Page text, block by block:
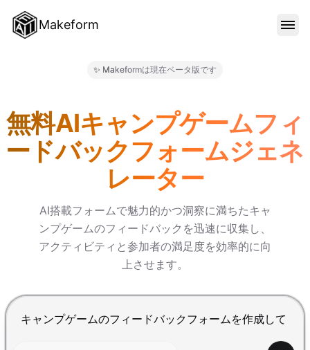
Makeform
ブログ
料金
無料で試す
✨ Makeformは現在ベータ版です
無料AIキャンプゲームフィ
ードバックフォームジェネ
レーター
AI搭載フォームで魅力的かつ洞察に満ちたキャ
ンプゲームのフィードバックを迅速に収集し、
アクティビティと参加者の満足度を効率的に向
上させます。
Enterで送信、Shift+Enterで改行